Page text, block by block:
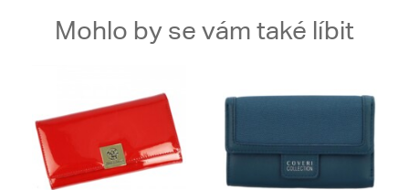
Mohlo by se vám také líbit